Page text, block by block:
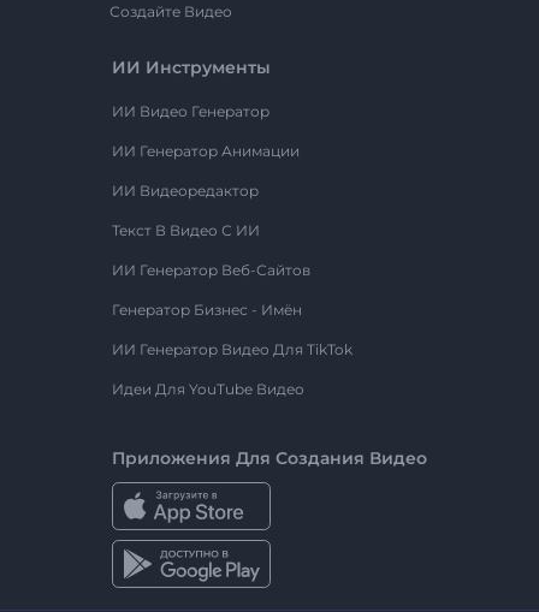
Создайте Видео
ИИ Инструменты
ИИ Видео Генератор
ИИ Генератор Анимации
ИИ Видеоредактор
Текст В Видео С ИИ
ИИ Генератор Веб-Сайтов
Генератор Бизнес - Имён
ИИ Генератор Видео Для TikTok
Идеи Для YouTube Видео
Приложения Для Создания Видео